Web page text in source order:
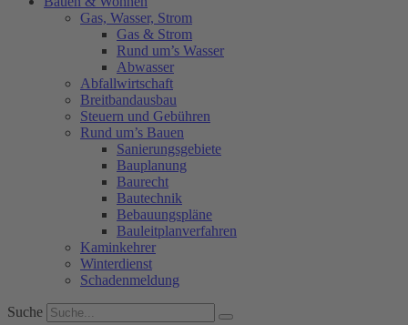
Gas, Wasser, Strom
Gas & Strom
Rund um’s Wasser
Abwasser
Abfallwirtschaft
Breitbandausbau
Steuern und Gebühren
Rund um’s Bauen
Sanierungsgebiete
Bauplanung
Baurecht
Bautechnik
Bebauungspläne
Bauleitplanverfahren
Kaminkehrer
Winterdienst
Schadenmeldung
Suche